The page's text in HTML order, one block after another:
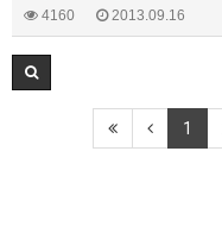
4160 2013.09.16
1